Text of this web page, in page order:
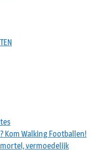
Kom Walking Footballen!
vermoedelijk